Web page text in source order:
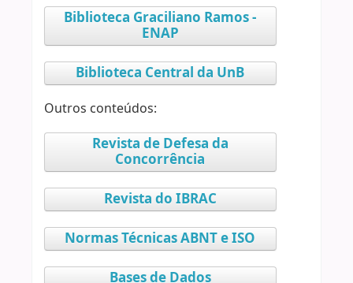
Biblioteca Graciliano Ramos -
ENAP
Biblioteca Central da UnB
Outros conteúdos:
Revista de Defesa da
Concorrência
Revista do IBRAC
Normas Técnicas ABNT e ISO
Bases de Dados